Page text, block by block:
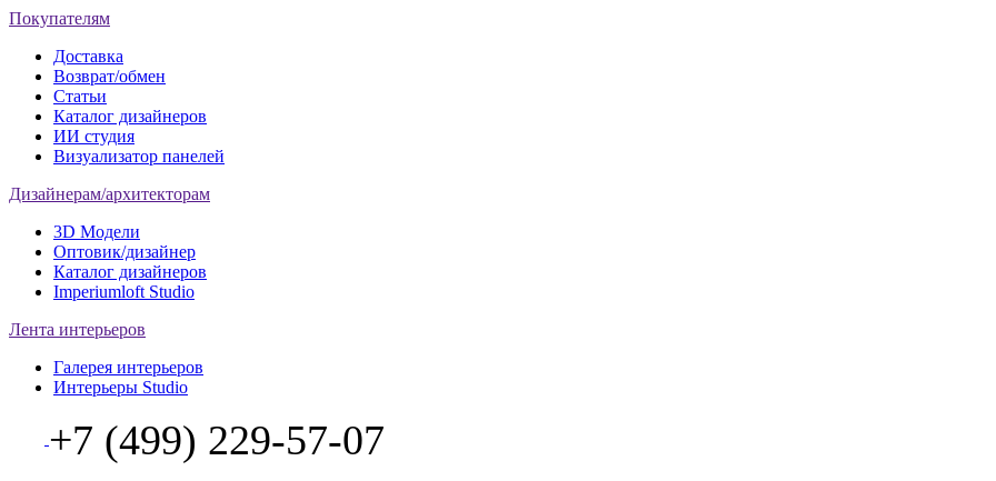
Покупателям
Доставка
Возврат/обмен
Статьи
Каталог дизайнеров
ИИ студия
Визуализатор панелей
Дизайнерам/архитекторам
3D Модели
Оптовик/дизайнер
Каталог дизайнеров
Imperiumloft Studio
Лента интерьеров
Галерея интерьеров
Интерьеры Studio
+7 (499) 229-57-07